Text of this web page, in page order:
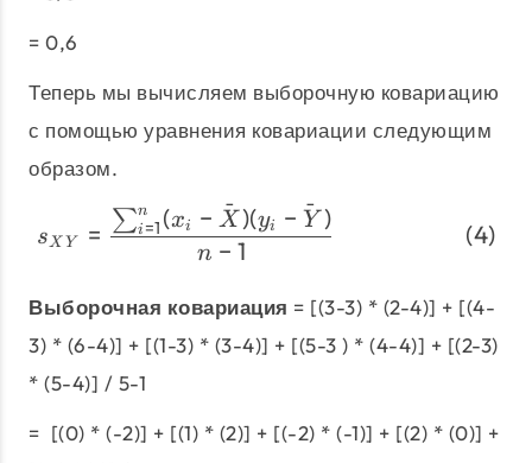
= 0,6
Теперь мы вычисляем выборочную ковариацию
с помощью уравнения ковариации следующим
образом.
\begin{align} s_{XY}
sX Y =
n − 1
∑i=1
n (xi − X
ˉ )(yi − Y
ˉ )
Выборочная ковариация = [(3-3) * (2-4)] + [(4-
3) * (6-4)] + [(1-3) * (3-4)] + [(5-3 ) * (4-4)] + [(2-3)
* (5-4)] / 5-1
= [(0) * (-2)] + [(1) * (2)] + [(-2) * (-1)] + [(2) * (0)] +